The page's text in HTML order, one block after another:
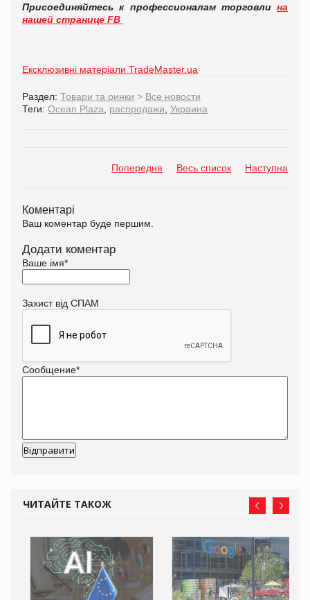
Присоединяйтесь к профессионалам торговли на
нашей странице FB
Ексклюзивні матеріали TradeMaster.ua
Раздел: Товари та ринки > Все новости
Теги: Ocean Plaza распродажи Украина
Попередня Весь список Наступна
Коментарі
Ваш коментар буде першим.
Додати коментар
Ваше імя*
Захист від СПАМ
Сообщение*
ЧИТАЙТЕ ТАКОЖ